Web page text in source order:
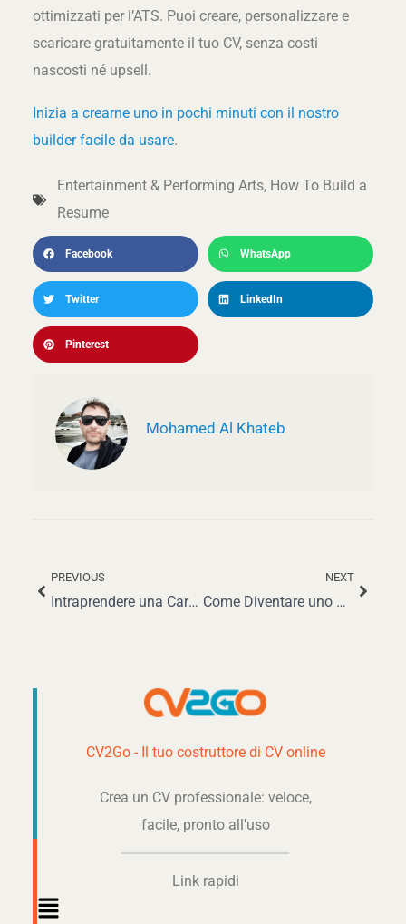
ottimizzati per l’ATS. Puoi creare, personalizzare e
scaricare gratuitamente il tuo CV, senza costi
nascosti né upsell.
Inizia a crearne uno in pochi minuti con il nostro
builder facile da usare.
Entertainment & Performing Arts, How To Build a
Resume
Facebook WhatsApp
Twitter LinkedIn
Pinterest
Mohamed Al Khateb
Precedente
PREVIOUS
Intraprendere una Carriera Gratificante nella Manutenzione delle Biciclette
NEXT
Come Diventare uno Sviluppatore React Native: Guida Completa per il 2025
CV2Go - Il tuo costruttore di CV online
Crea un CV professionale: veloce,
facile, pronto all'uso
Link rapidi
Main